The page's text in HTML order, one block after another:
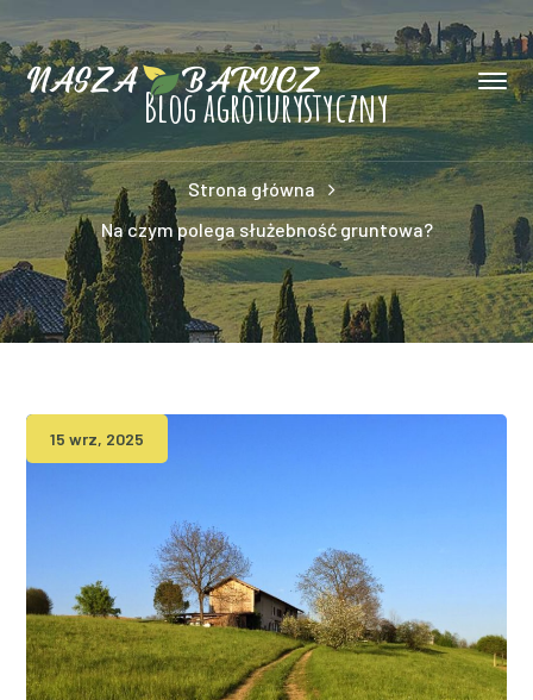
Blog agroturystyczny
Strona główna
Na czym polega służebność gruntowa?
15 wrz, 2025